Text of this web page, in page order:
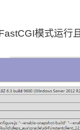
模式运行